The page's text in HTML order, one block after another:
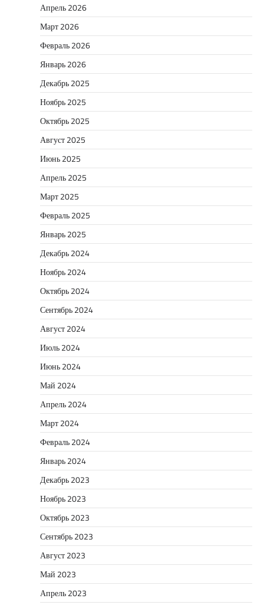
Апрель 2026
Март 2026
Февраль 2026
Январь 2026
Декабрь 2025
Ноябрь 2025
Октябрь 2025
Август 2025
Июнь 2025
Апрель 2025
Март 2025
Февраль 2025
Январь 2025
Декабрь 2024
Ноябрь 2024
Октябрь 2024
Сентябрь 2024
Август 2024
Июль 2024
Июнь 2024
Май 2024
Апрель 2024
Март 2024
Февраль 2024
Январь 2024
Декабрь 2023
Ноябрь 2023
Октябрь 2023
Сентябрь 2023
Август 2023
Май 2023
Апрель 2023